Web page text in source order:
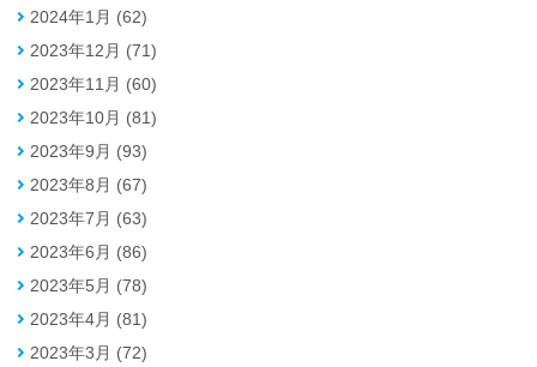
2024年1月 (62)
2023年12月 (71)
2023年11月 (60)
2023年10月 (81)
2023年9月 (93)
2023年8月 (67)
2023年7月 (63)
2023年6月 (86)
2023年5月 (78)
2023年4月 (81)
2023年3月 (72)